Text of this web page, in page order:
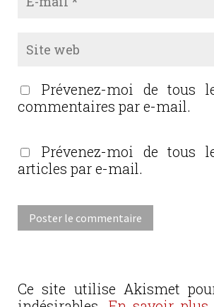
Prévenez-moi de tous
commentaires par e-mail.
Prévenez-moi de tous
articles par e-mail.
Ce site utilise Akismet